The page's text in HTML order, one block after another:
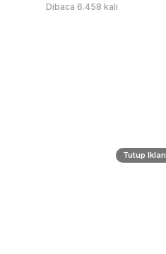
Dibaca 6.458 kali
Tutup Iklan